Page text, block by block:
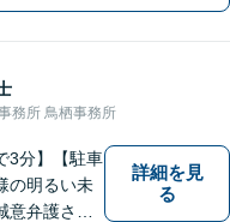
務所 鳥栖事務所
3分】【駐車
の明るい未
弁護させ
詳細を見
る